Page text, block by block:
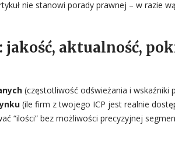
nie stanowi porady prawnej – w razie
jakość, aktualność,
(częstotliwość odświeżania i wskaźniki
(ile firm z twojego ICP jest realnie
“ilości” bez możliwości precyzyjnej